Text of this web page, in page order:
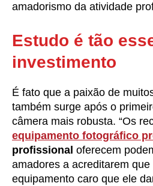
amadorismo da atividade
Estudo é tão
investimento
É fato que a paixão de
também surge após o
câmera mais robusta. “Os
equipamento fotográfico
profissional oferecem
amadores a acreditarem
equipamento caro que ele